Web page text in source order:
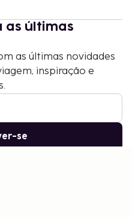
as últimas
as últimas novidades
inspiração e
se